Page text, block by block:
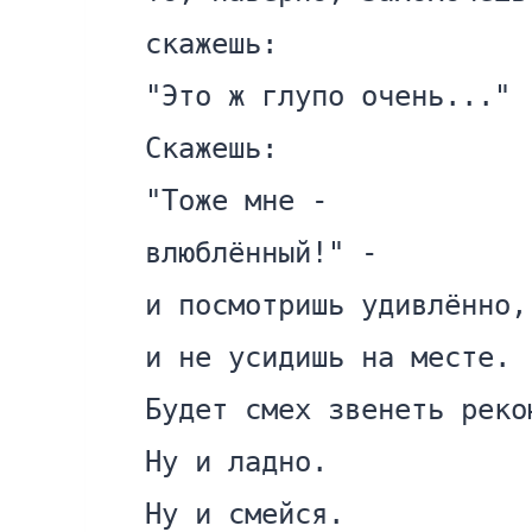
скажешь:
"Это ж глупо очень..."
Скажешь:
"Тоже мне -
влюблённый!" -
и посмотришь удивлённо,
и не усидишь на месте.
Будет смех звенеть
Ну и ладно.
Ну и смейся.